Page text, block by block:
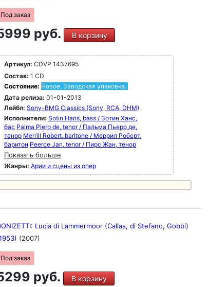
Под заказ
руб. В корзину
Артикул: CDVP 1437695
Состав: 1 CD
Состояние: Новое. Заводская упаковка.
Дата релиза: 01-01-2013
Лейбл: Sony-BMG Classics (Sony, RCA, DHM)
Исполнители: Sotin Hans, bass / Зотин Ханс,
бас Palma Piero de, tenor / Пальма Пьеро де,
тенор Merrill Robert, baritone / Меррил Роберт,
баритон Peerce Jan, tenor / Пирс Жан, тенор
Показать больше
Жанры: Арии и сцены из опер
Lucia di Lammermoor (Callas, di Stefano, Gobbi)
(2007)
Под заказ
руб. В корзину